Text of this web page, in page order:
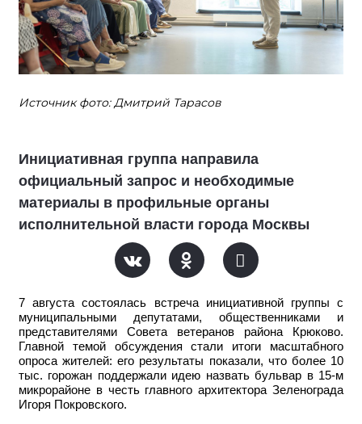
Источник фото: Дмитрий Тарасов
Инициативная группа направила
официальный запрос и необходимые
материалы в профильные органы
исполнительной власти города Москвы
7 августа состоялась встреча инициативной группы с
муниципальными депутатами, общественниками и
представителями Совета ветеранов района Крюково.
Главной темой обсуждения стали итоги масштабного
опроса жителей: его результаты показали, что более 10
тыс. горожан поддержали идею назвать бульвар в 15-м
микрорайоне в честь главного архитектора Зеленограда
Игоря Покровского.